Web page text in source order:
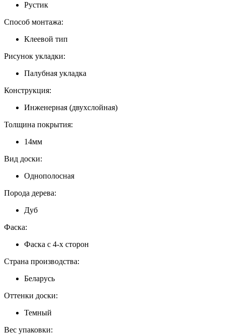
Рустик
Способ монтажа:
Клеевой тип
Рисунок укладки:
Палубная укладка
Конструкция:
Инженерная (двухслойная)
Толщина покрытия:
14мм
Вид доски:
Однополосная
Порода дерева:
Дуб
Фаска:
Фаска с 4-х сторон
Страна производства:
Беларусь
Оттенки доски:
Темный
Вес упаковки: